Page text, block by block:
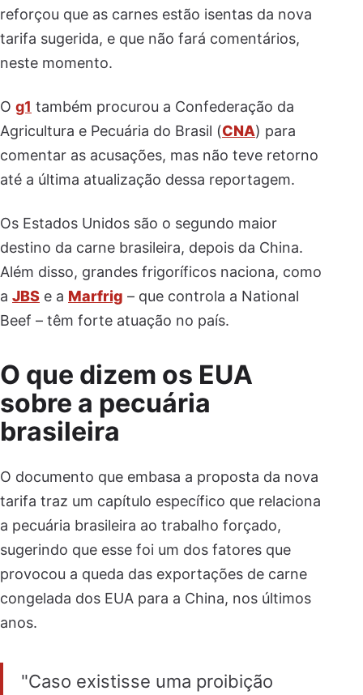
reforçou que as carnes estão isentas da nova
tarifa sugerida, e que não fará comentários,
neste momento.
O g1 também procurou a Confederação da
Agricultura e Pecuária do Brasil (CNA) para
comentar as acusações, mas não teve retorno
até a última atualização dessa reportagem.
Os Estados Unidos são o segundo maior
destino da carne brasileira, depois da China.
Além disso, grandes frigoríficos naciona, como
a JBS e a Marfrig – que controla a National
Beef – têm forte atuação no país.
O que dizem os EUA
sobre a pecuária
brasileira
O documento que embasa a proposta da nova
tarifa traz um capítulo específico que relaciona
a pecuária brasileira ao trabalho forçado,
sugerindo que esse foi um dos fatores que
provocou a queda das exportações de carne
congelada dos EUA para a China, nos últimos
anos.
"Caso existisse uma proibição